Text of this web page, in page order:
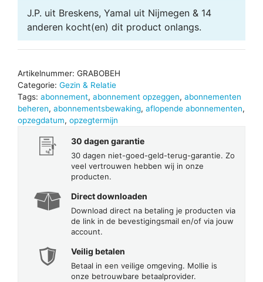
J.P. uit Breskens, Yamal uit Nijmegen & 14
anderen kocht(en) dit product onlangs.
Artikelnummer: GRABOBEH
Categorie: Gezin & Relatie
Tags: abonnement, abonnement opzeggen, abonnementen
beheren, abonnementsbewaking, aflopende abonnementen,
opzegdatum, opzegtermijn
30 dagen garantie
30 dagen niet-goed-geld-terug-garantie. Zo
veel vertrouwen hebben wij in onze
producten.
Direct downloaden
Download direct na betaling je producten via
de link in de bevestigingsmail en/of via jouw
account.
Veilig betalen
Betaal in een veilige omgeving. Mollie is
onze betrouwbare betaalprovider.